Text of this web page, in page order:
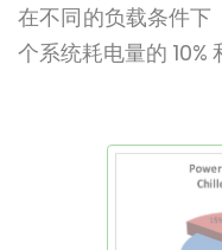
在不同的负载条件下
个系统耗电量的 10%